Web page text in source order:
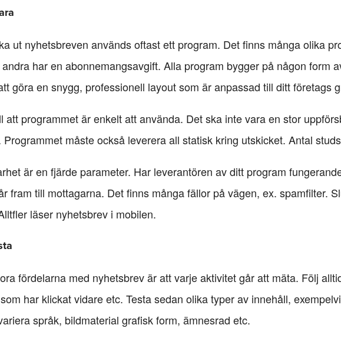
ut nyhetsbreven används oftast ett program. Det finns många olika
har en abonnemangsavgift. Alla program bygger på någon form
göra en snygg, professionell layout som är anpassad till ditt företags
att programmet är enkelt att använda. Det ska inte vara en stor
Programmet måste också leverera all statisk kring utskicket. Antal
är en fjärde parameter. Har leverantören av ditt program
fram till mottagarna. Det finns många fällor på vägen, ex. spamfilter.
läser nyhetsbrev i mobilen.
fördelarna med nyhetsbrev är att varje aktivitet går att mäta. Följ
har klickat vidare etc. Testa sedan olika typer av innehåll,
språk, bildmaterial grafisk form, ämnesrad etc.